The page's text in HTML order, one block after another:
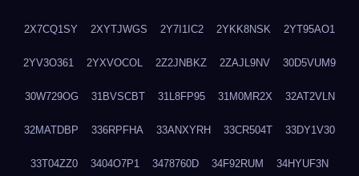
2X7CQ1SY 2XYTJWGS 2Y7I1IC2 2YKK8NSK 2YT95AO1
2YV3O361 2YXVOCOL 2Z2JNBKZ 2ZAJL9NV 30D5VUM9
30W729OG 31BVSCBT 31L8FP95 31M0MR2X 32AT2VLN
32MATDBP 336RPFHA 33ANXYRH 33CR504T 33DY1V30
33T04ZZ0 3404O7P1 3478760D 34F92RUM 34HYUF3N